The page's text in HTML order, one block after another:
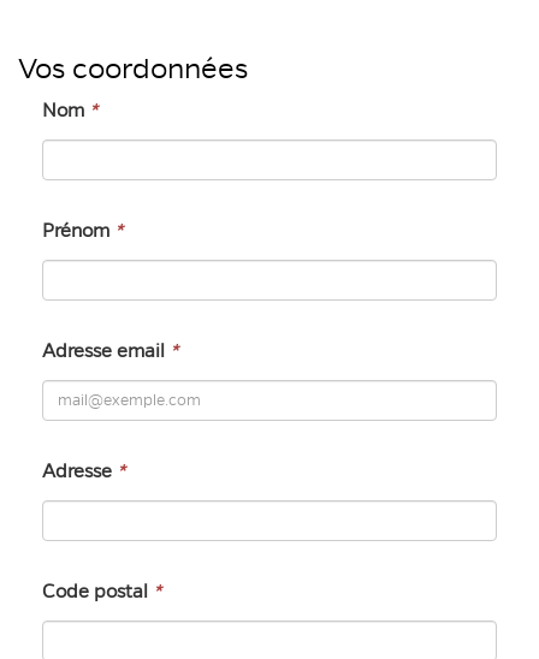
Vos coordonnées
Nom *
Prénom *
Adresse email *
Adresse *
Code postal *